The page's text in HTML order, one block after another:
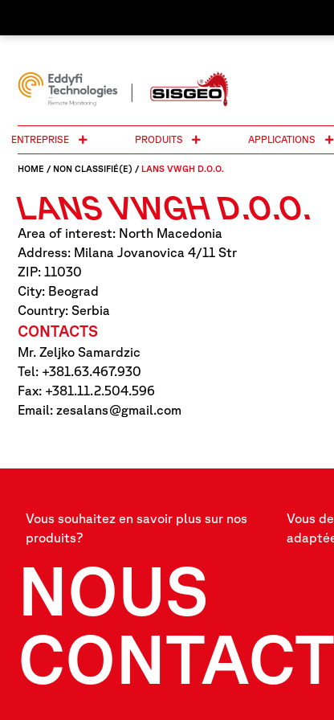
ENTREPRISE PRODUITS APPLICATIONS
HOME / NON CLASSIFIÉ(E) / LANS VWGH D.O.O.
LANS VWGH D.O.O.
Area of interest: North Macedonia
Address: Milana Jovanovica 4/11 Str
ZIP: 11030
City: Beograd
Country: Serbia
CONTACTS
Mr. Zeljko Samardzic
Tel: +381.63.467.930
Fax: +381.11.2.504.596
Email: zesalans@gmail.com
Vous souhaitez en savoir plus sur nos
produits?
Vous
NOUS